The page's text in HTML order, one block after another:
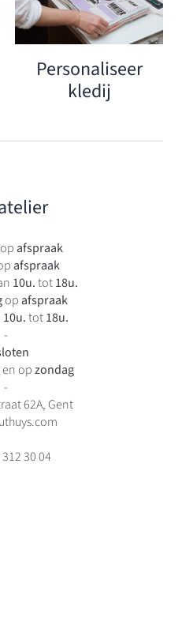
Personaliseer
kledij
op afspraak
afspraak
10u.tot18u.
op afspraak
10u.tot18u.
-
en opzondag
-
62A, Gent
30 04